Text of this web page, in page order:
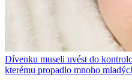
Dívenku museli uvést do
kterému propadlo mnoho